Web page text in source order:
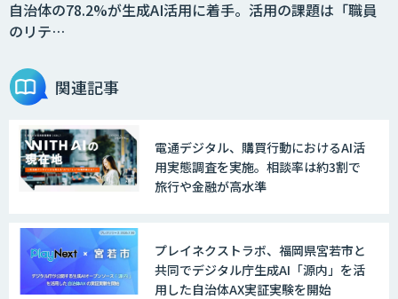
自治体の78.2%が生成AI活用に着手。活用の課題は「職員
のリテ…
関連記事
電通デジタル、購買行動におけるAI活
用実態調査を実施。相談率は約3割で
旅行や金融が高水準
プレイネクストラボ、福岡県宮若市と
共同でデジタル庁生成AI「源内」を活
用した自治体AX実証実験を開始